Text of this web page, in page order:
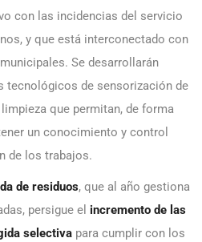
con las incidencias del servicio
y que está interconectado con
Se desarrollarán
tecnológicos de sensorización de
que permitan, de forma
un conocimiento y control
de los trabajos.
de residuos, que al año gestiona
persigue el incremento de las
selectiva para cumplir con los